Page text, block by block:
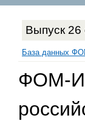
Выпуск 26
База данных
ФОМ-